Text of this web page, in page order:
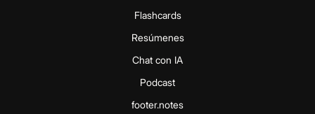
Flashcards
Resúmenes
Chat con IA
Podcast
footer.notes